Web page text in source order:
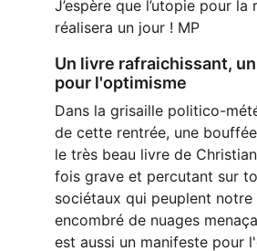
J’espère que l’utopie pour la
réalisera un jour ! MP
Un livre rafraichissant,
pour l'optimisme
Dans la grisaille politico-
de cette rentrée, une
le très beau livre de
fois grave et percutant sur
sociétaux qui peuplent
encombré de nuages
est aussi un manifeste pour